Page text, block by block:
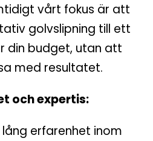
vårt fokus är att
golvslipning till ett
din budget, utan att
med resultatet.
och expertis:
erfarenhet inom